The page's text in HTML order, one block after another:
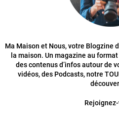
Ma Maison et Nous, votre Blogzine
la maison. Un magazine au
des contenus d’infos autour de
vidéos, des Podcasts, notre